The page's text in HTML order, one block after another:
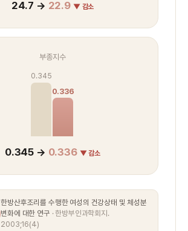
24.7 → 22.9 ▼ 감소
부종지수
0.345
0.336
0.345 → 0.336 ▼ 감소
한방산후조리를 수행한 여성의 건강상태 및 체성분
변화에 대한 연구 · 한방부인과학회지.
2003;16(4)